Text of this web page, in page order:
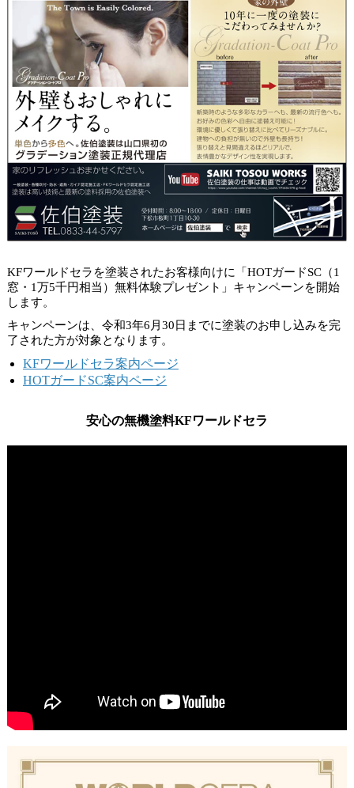
山口市アパート タイルクリヤー塗装。
KFワールドセラを塗装されたお客様向けに「HOTガードSC（1
窓・1万5千円相当）無料体験プレゼント」キャンペーンを開始
します。
キャンペーンは、 令和3年6月30日 までに塗装のお申し込みを完
了された方が対象となります。
KFワールドセラ案内ページ
HOTガードSC案内ページ
安心の無機塗料KFワールドセラ